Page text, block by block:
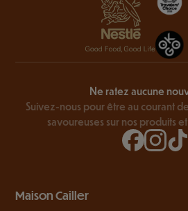
Ne ratez aucune
Suivez-nous pour être au courant
savoureuses sur nos produits
Maison Cailler